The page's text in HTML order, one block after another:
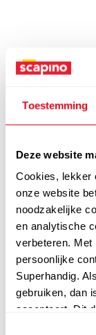
Toestemming
Deze website
Cookies, lekker
onze website
noodzakelijke
en analytische
verbeteren. Met
persoonlijke
Superhandig.
gebruiken, dan
accepteert. Dit